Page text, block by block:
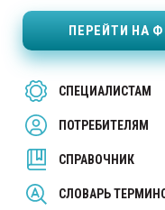
ПЕРЕЙТИ НА
СПЕЦИАЛИСТАМ
ПОТРЕБИТЕЛЯМ
СПРАВОЧНИК
СЛОВАРЬ